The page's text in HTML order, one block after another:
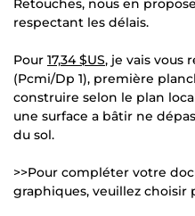
Retouches, nous en
respectant les délais.
Pour 17,34 $US, je vais vous
(Pcmi/Dp 1), première
construire selon le plan
une surface a bâtir ne
du sol.
>>Pour compléter votre
graphiques, veuillez choisir